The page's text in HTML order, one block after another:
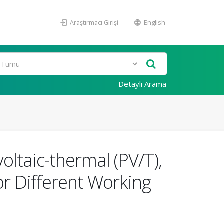
Araştırmacı Girişi English
Detaylı Arama
thermal (PV/T),
Different Working